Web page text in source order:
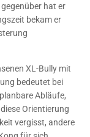
hat er
bekam er
XL-Bully mit
bedeutet bei
Abläufe,
Orientierung
vergisst, andere